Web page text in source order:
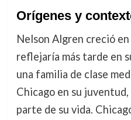
Orígenes y
Nelson Algren creció
reflejaría más tarde en
una familia de clase
Chicago en su
parte de su vida.